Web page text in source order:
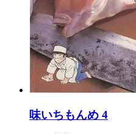
味いちもんめ 4